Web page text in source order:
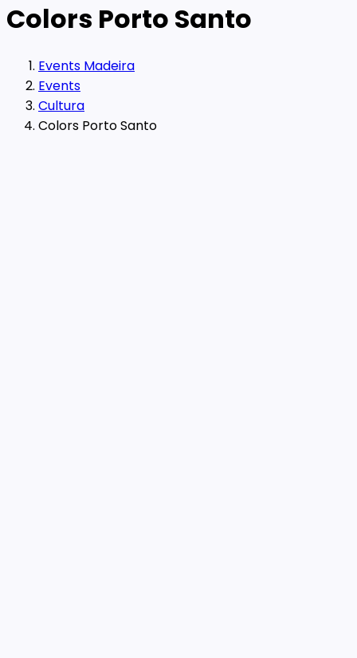
Colors Porto Santo
Events Madeira
Events
Cultura
Colors Porto Santo